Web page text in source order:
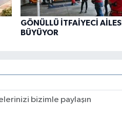
GÖNÜLLÜ İTFAİYECİ AİLESİ
BÜYÜYOR